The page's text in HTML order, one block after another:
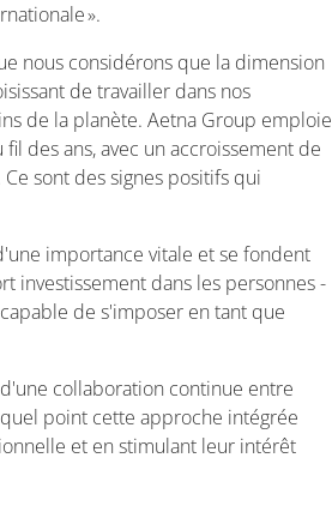
».
nous considérons que la dimension
de travailler dans nos
de la planète. Aetna Group emploie
des ans, avec un accroissement de
sont des signes positifs qui
importance vitale et se fondent
investissement dans les personnes -
de s'imposer en tant que
collaboration continue entre
point cette approche intégrée
et en stimulant leur intérêt